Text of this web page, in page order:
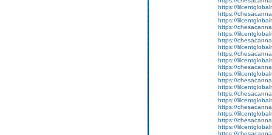
https://
https://
https://
https://
https://
https://
https://
https://
https://
https://
https://
https://
https://
https://
https://
https://
https://
https://
https://
https://